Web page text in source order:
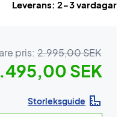
Leverans: 2-3 vardagar
pris: 2.995,00 SEK
SEK
Storleksguide